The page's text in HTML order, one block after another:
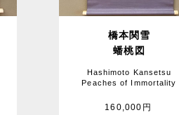
橋本関雪
蟠桃図
Hashimoto Kansetsu
Peaches of Immortality
160,000円